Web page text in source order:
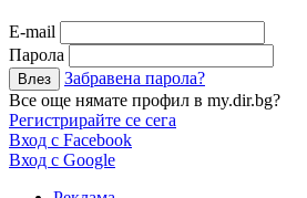
Е-mail
Парола
Забравена парола?
Все още нямате профил в my.dir.bg?
Регистрирайте се сега
Вход с Facebook
Вход с Google